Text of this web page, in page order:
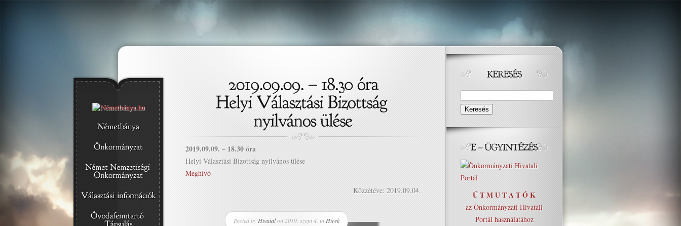
2019.09.09. – 18.30 óra
Helyi Választási Bizottság nyilvános ülése
Meghívó
Közzétéve: 2019.09.04.
Posted by Hivatalon 2019. szept 4. in Hírek
Ú T M U T A T Ó K
az Önkormányzati Hivatali
Portál használatához